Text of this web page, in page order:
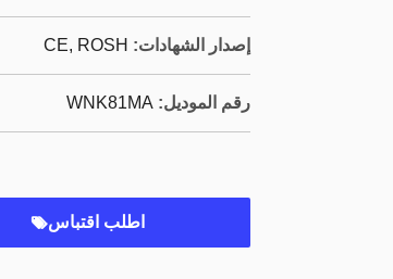
إصدار الشهادات: CE, ROSH
رقم الموديل: WNK81MA
اطلب اقتباس